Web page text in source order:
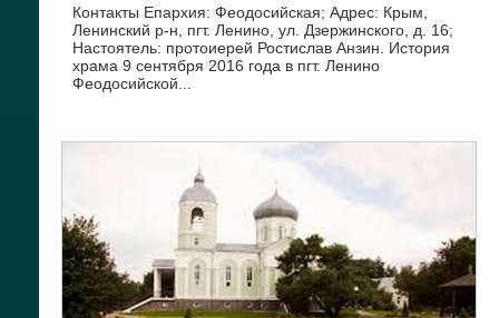
Контакты Епархия: Феодосийская; Адрес: Крым,
Ленинский р-н, пгт. Ленино, ул. Дзержинского, д. 16;
Настоятель: протоиерей Ростислав Анзин. История
храма 9 сентября 2016 года в пгт. Ленино
Феодосийской...